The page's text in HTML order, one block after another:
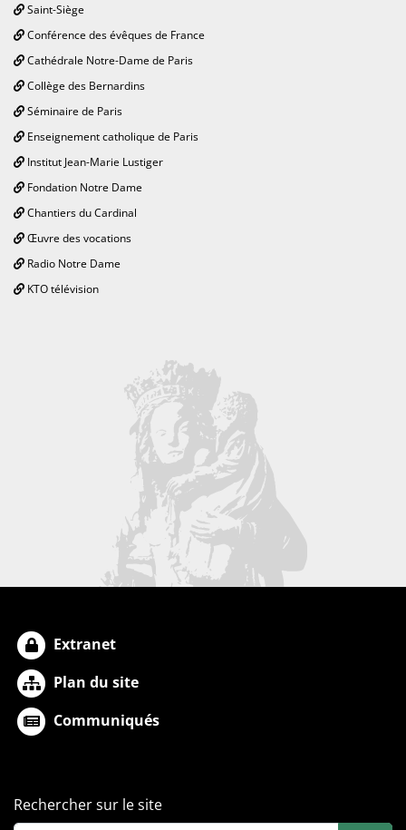
Saint-Siège
Conférence des évêques de France
Cathédrale Notre-Dame de Paris
Collège des Bernardins
Séminaire de Paris
Enseignement catholique de Paris
Institut Jean-Marie Lustiger
Fondation Notre Dame
Chantiers du Cardinal
Œuvre des vocations
Radio Notre Dame
KTO télévision
Extranet
Plan du site
Communiqués
Rechercher sur le site